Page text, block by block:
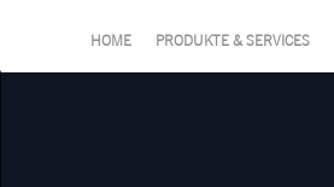
HOME PRODUKTE & SERVICES